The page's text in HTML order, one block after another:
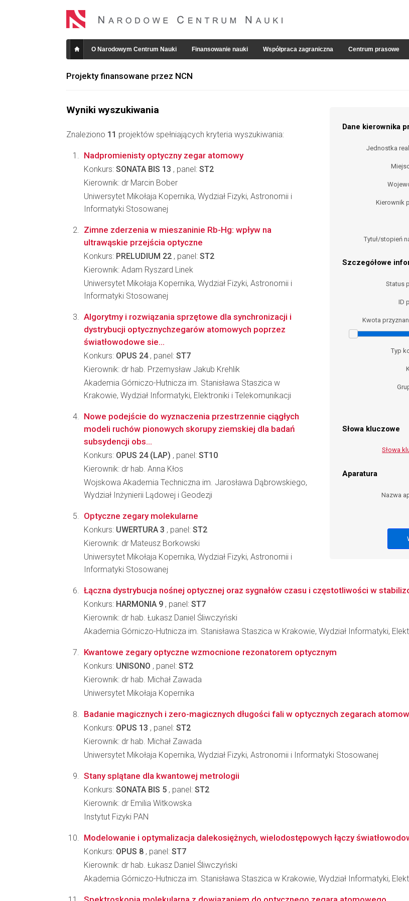
O Narodowym Centrum Nauki Finansowanie nauki Współpraca zagraniczna Centrum prasowe
Projekty finansowane przez NCN
Wyniki wyszukiwania
Znaleziono 11 projektów spełniających kryteria wyszukiwania:
Dane kierownika
Jednostka
Kierownik
Tytuł/stopień
Szczegółowe
Status
ID
Kwota
Typ
Słowa kluczowe
Słowa
Aparatura
Nazwa
Nadpromienisty optyczny zegar atomowy
Konkurs: SONATA BIS 13 , panel: ST2
Kierownik: dr Marcin Bober
Uniwersytet Mikołaja Kopernika, Wydział Fizyki, Astronomii i
Informatyki Stosowanej
Zimne zderzenia w mieszaninie Rb-Hg: wpływ na
ultrawąskie przejścia optyczne
Konkurs: PRELUDIUM 22 , panel: ST2
Kierownik: Adam Ryszard Linek
Uniwersytet Mikołaja Kopernika, Wydział Fizyki, Astronomii i
Informatyki Stosowanej
Algorytmy i rozwiązania sprzętowe dla synchronizacji i
dystrybucji optycznychzegarów atomowych poprzez
światłowodowe sie...
Konkurs: OPUS 24, panel: ST7
Kierownik: dr hab. Przemysław Jakub Krehlik
Akademia Górniczo-Hutnicza im. Stanisława Staszica w
Krakowie, Wydział Informatyki, Elektroniki i Telekomunikacji
Nowe podejście do wyznaczenia przestrzennie ciągłych
modeli ruchów pionowych skorupy ziemskiej dla badań
subsydencji obs...
Konkurs: OPUS 24 (LAP) , panel: ST10
Kierownik: dr hab. Anna Kłos
Wojskowa Akademia Techniczna im. Jarosława Dąbrowskiego,
Wydział Inżynierii Lądowej i Geodezji
Optyczne zegary molekularne
Konkurs: UWERTURA 3 , panel: ST2
Kierownik: dr Mateusz Borkowski
Uniwersytet Mikołaja Kopernika, Wydział Fizyki, Astronomii i
Informatyki Stosowanej
Łączna dystrybucja nośnej optycznej oraz sygnałów czasu i częstotliwości w
Konkurs: HARMONIA 9 , panel: ST7
Kierownik: dr hab. Łukasz Daniel Śliwczyński
Akademia Górniczo-Hutnicza im. Stanisława Staszica w Krakowie, Wydział Informatyki,
Kwantowe zegary optyczne wzmocnione rezonatorem optycznym
Konkurs: UNISONO , panel: ST2
Kierownik: dr hab. Michał Zawada
Uniwersytet Mikołaja Kopernika
Badanie magicznych i zero-magicznych długości fali w optycznych zegarach
Konkurs: OPUS 13 , panel: ST2
Kierownik: dr hab. Michał Zawada
Uniwersytet Mikołaja Kopernika, Wydział Fizyki, Astronomii i Informatyki Stosowanej
Stany splątane dla kwantowej metrologii
Konkurs: SONATA BIS 5 , panel: ST2
Kierownik: dr Emilia Witkowska
Instytut Fizyki PAN
Modelowanie i optymalizacja dalekosiężnych, wielodostępowych łączy
Konkurs: OPUS 8 , panel: ST7
Kierownik: dr hab. Łukasz Daniel Śliwczyński
Akademia Górniczo-Hutnicza im. Stanisława Staszica w Krakowie, Wydział Informatyki,